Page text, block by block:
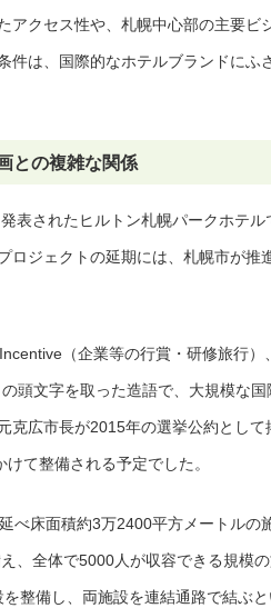
アクセス性や、札幌中心部の主要ビ
件は、国際的なホテルブランドにふ
との複雑な関係
表されたヒルトン札幌パークホテ
ロジェクトの延期には、札幌市が推
（企業等の行賞・研修旅行
頭文字を取った造語で、大規模な
克広市長が2015年の選挙公約とし
て整備される予定でした。
べ床面積約3万2400平方メートルの
、全体で5000人が収容できる規模
整備し、両施設を連結通路で結ぶ